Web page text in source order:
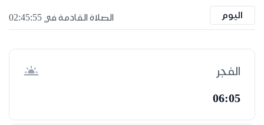
اليوم الصلاة القادمة في 02:45:55
الفجر
06:05